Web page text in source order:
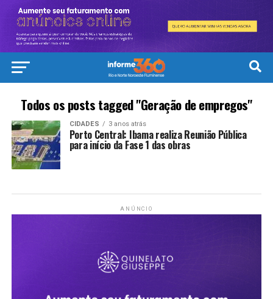
Todos os posts tagged "Geração de empregos"
CIDADES 3 anos atrás
Porto Central: Ibama realiza Reunião Pública
para início da Fase 1 das obras
ANÚNCIO